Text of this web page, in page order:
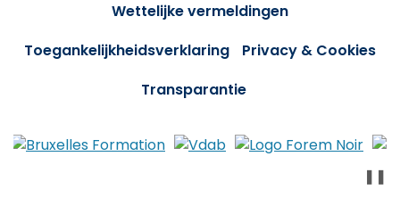
Wettelijke vermeldingen
Toegankelijkheidsverklaring
Privacy & Cookies
Transparantie
❚❚